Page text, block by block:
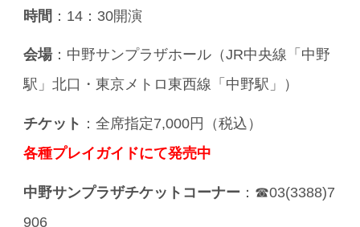
時間 ：14：30開演
会場：中野サンプラザホール（JR中央線「中野
駅」北口・東京メトロ東西線「中野駅」）
チケット ：全席指定7,000円（税込）
各種プレイガイドにて発売中
中野サンプラザチケットコーナー ：☎03(3388)7
906